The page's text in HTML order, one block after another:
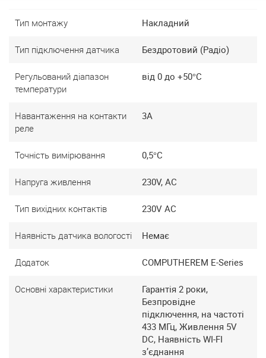
Тип монтажу Накладний
Тип підключення датчика Бездротовий (Радіо)
Регульований діапазон
температури
від 0 до +50°C
Навантаження на контакти
реле
3А
Точність вимірювання 0,5°C
Напруга живлення 230V, AC
Тип вихідних контактів 230V AC
Наявність датчика вологості Немає
Додаток COMPUTHEREM E-Series
Основні характеристики
Гарантія 2 роки,
Безпровідне
підключення, на частоті
433 МГц, Живлення 5V
DC, Наявність WI-FI
з’єднання